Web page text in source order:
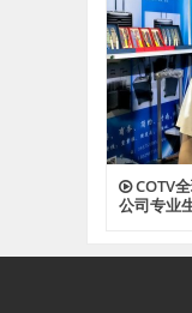
COTV
公司专业
级高科技